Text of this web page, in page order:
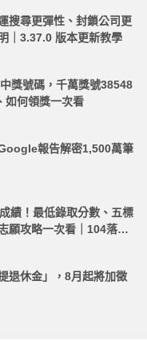
搜尋更彈性、封鎖公司更
｜3.37.0 版本更新教學
獎號碼，千萬獎號38548
如何領獎一次看
報告解密1,500萬筆
績！最低錄取分數、五標
願攻略一次看｜104落點
退休金」，8月起將加徵